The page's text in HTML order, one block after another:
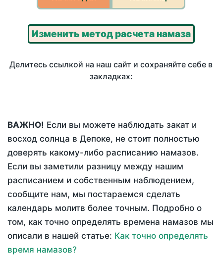
Изменить метод расчета намаза
Делитесь ссылкой на наш сайт и сохраняйте себе в
закладках:
ВАЖНО! Если вы можете наблюдать закат и
восход солнца в Депоке, не стоит полностью
доверять какому-либо расписанию намазов.
Если вы заметили разницу между нашим
расписанием и собственным наблюдением,
сообщите нам, мы постараемся сделать
календарь молитв более точным. Подробно о
том, как точно определять времена намазов мы
описали в нашей статье: Как точно определять
время намазов?